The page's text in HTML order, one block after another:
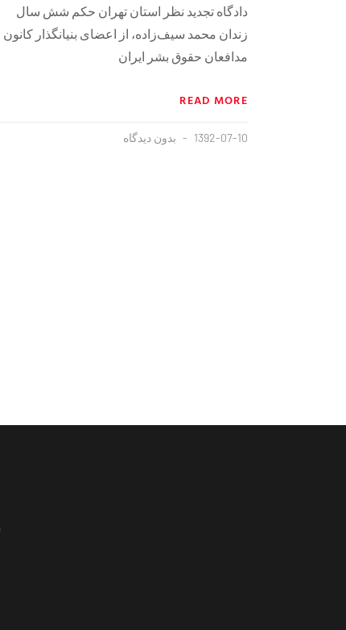
دادگاه تجدید نظر استان تهران حکم شش سال
زندان محمد سیف‌زاده، از اعضای بنیانگذار کانون
مدافعان حقوق بشر ایران
READ MORE
1392-07-10 بدون دیدگاه